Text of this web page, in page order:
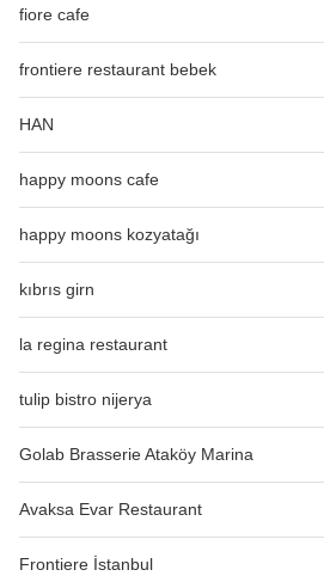
fiore cafe
frontiere restaurant bebek
HAN
happy moons cafe
happy moons kozyatağı
kıbrıs girn
la regina restaurant
tulip bistro nijerya
Golab Brasserie Ataköy Marina
Avaksa Evar Restaurant
Frontiere İstanbul